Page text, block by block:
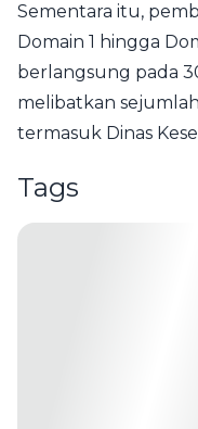
Sementara itu,
Domain 1 hingga
berlangsung pada
melibatkan
termasuk Dinas
Tags